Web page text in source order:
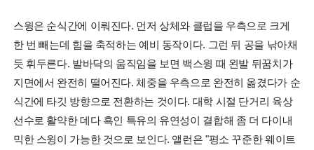
스윙은 순식간에 이뤄진다. 먼저 상체와 클럽을 우측으로 크게
한 번 빼는데 힘을 축적하는 예비 동작이다. 그런 뒤 공을 낚아채
듯 휘두른다. 발바닥의 움직임을 보면 백스윙 때 왼발 뒤꿈치가
지면에서 완전히 떨어진다. 체중을 우측으로 완전히 옮겼다가 순
식간에 타깃 방향으로 전환하는 것이다. 대학 시절 단거리 육상
선수로 활약한 데다 흑인 특유의 유연성이 결합해 좀 더 다이내
믹한 스윙이 가능한 것으로 보인다. 앨런은 "평소 꾸준한 웨이트